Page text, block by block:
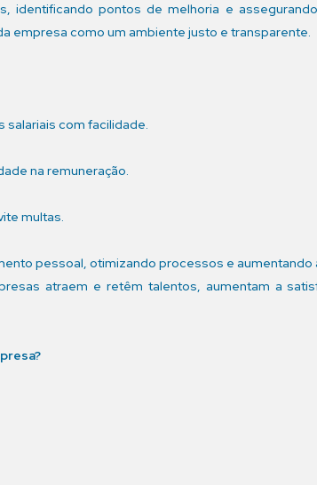
identificando pontos de melhoria e
empresa como um ambiente justo e transparente.
com facilidade.
na remuneração.
multas.
pessoal, otimizando processos e aumentando
atraem e retêm talentos, aumentam a